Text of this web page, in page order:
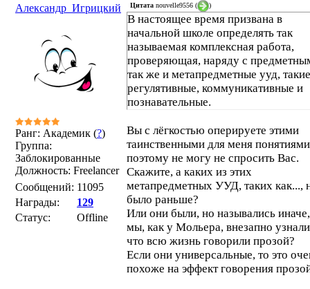
Александр_Игрицкий
Ранг: Академик (?)
Группа:
Заблокированные
Должность: Freelancer
Сообщений: 11095
Награды:
129
Статус:
Offline
Цитата nouvelle9556 ( )
В настоящее время призвана в
начальной школе определять так
называемая комплексная работа,
проверяющая, наряду с
так же и метапредметные ууд,
регулятивные, коммуникативные и
познавательные.
Вы с лёгкостью оперируете этими
таинственными для меня
поэтому не могу не спросить Вас.
Скажите, а каких из этих
метапредметных УУД, таких как...,
было раньше?
Или они были, но назывались
мы, как у Мольера, внезапно
что всю жизнь говорили прозой?
Если они универсальные, то это
похоже на эффект говорения